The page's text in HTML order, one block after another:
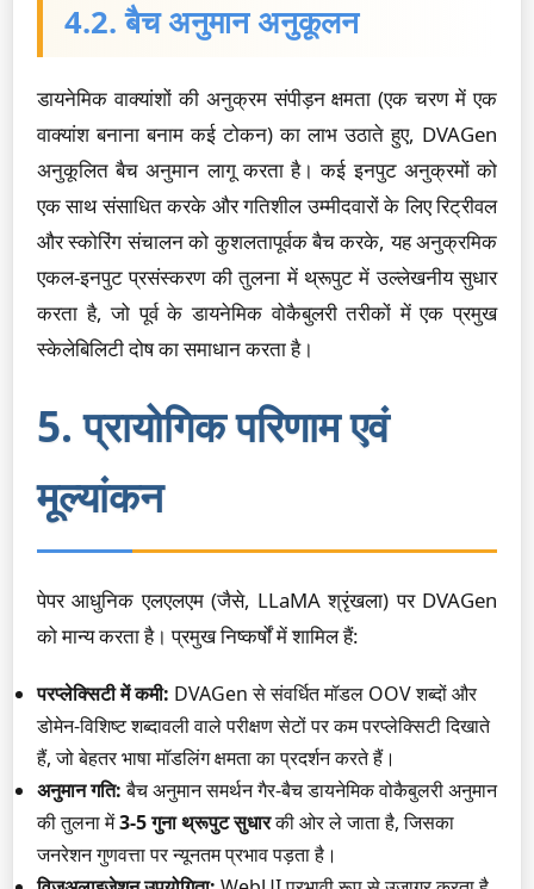
4.2. बैच अनुमान अनुकूलन
डायनेमिक वाक्यांशों की अनुक्रम संपीड़न क्षमता (एक चरण में एक
वाक्यांश बनाना बनाम कई टोकन) का लाभ उठाते हुए, DVAGen
अनुकूलित बैच अनुमान लागू करता है। कई इनपुट अनुक्रमों को
एक साथ संसाधित करके और गतिशील उम्मीदवारों के लिए रिट्रीवल
और स्कोरिंग संचालन को कुशलतापूर्वक बैच करके, यह अनुक्रमिक
एकल-इनपुट प्रसंस्करण की तुलना में थ्रूपुट में उल्लेखनीय सुधार
करता है, जो पूर्व के डायनेमिक वोकैबुलरी तरीकों में एक प्रमुख
स्केलेबिलिटी दोष का समाधान करता है।
5. प्रायोगिक परिणाम एवं
मूल्यांकन
पेपर आधुनिक एलएलएम (जैसे, LLaMA श्रृंखला) पर DVAGen
को मान्य करता है। प्रमुख निष्कर्षों में शामिल हैं:
परप्लेक्सिटी में कमी: DVAGen से संवर्धित मॉडल OOV शब्दों और
डोमेन-विशिष्ट शब्दावली वाले परीक्षण सेटों पर कम परप्लेक्सिटी दिखाते
हैं, जो बेहतर भाषा मॉडलिंग क्षमता का प्रदर्शन करते हैं।
अनुमान गति:बैच अनुमान समर्थन गैर-बैच डायनेमिक वोकैबुलरी अनुमान
की तुलना में3-5 गुना थ्रूपुट सुधारकी ओर ले जाता है, जिसका
जनरेशन गुणवत्ता पर न्यूनतम प्रभाव पड़ता है।